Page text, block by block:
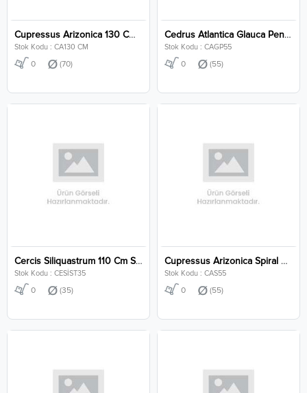
Cupressus Arizonica 130 Cm Stem Clt 70
Stok Kodu : CA130 CM
0 (70)
Cedrus Atlantica Glauca Pendula Clt 55
Stok Kodu : CAGP55
0 (55)
Cercis Siliquastrum 110 Cm Stem Clt 35
Stok Kodu : CESİST35
0 (35)
Cupressus Arizonica Spiral Clt 55
Stok Kodu : CAS55
0 (55)